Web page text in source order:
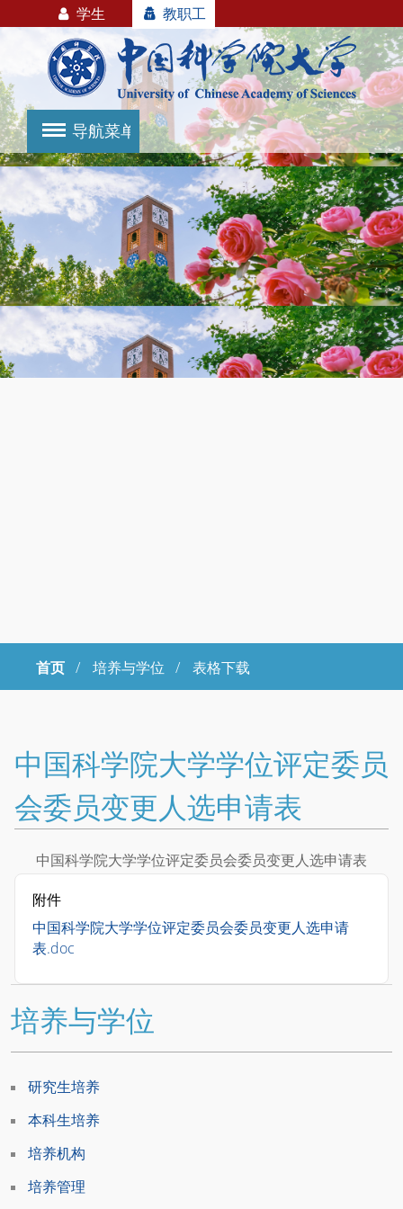
学生 教职工
首页 / 培养与学位 / 表格下载
中国科学院大学学位评定委员
会委员变更人选申请表
中国科学院大学学位评定委员会委员变更人选申请表
附件
中国科学院大学学位评定委员会委员变更人选申请
表.doc
培养与学位
研究生培养
本科生培养
培养机构
培养管理